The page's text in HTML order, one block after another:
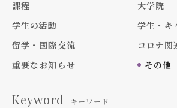
課程
大学院
学生の活動
学生・キ
留学・国際交流
コロナ関
重要なお知らせ
その他
Keyword キーワード